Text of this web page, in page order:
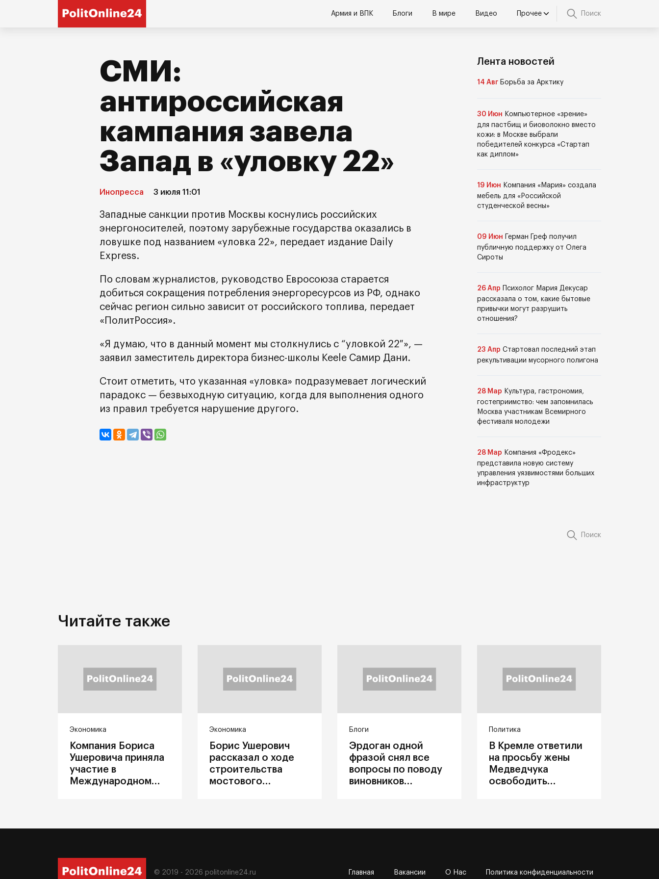
Армия и ВПК Блоги В мире Видео Прочее Поиск
СМИ:
антироссийская
кампания завела
Запад в «уловку 22»
Инопресса 3 июля 11:01
Западные санкции против Москвы коснулись российских
энергоносителей, поэтому зарубежные государства оказались в
ловушке под названием «уловка 22», передает издание Daily
Express.
По словам журналистов, руководство Евросоюза старается
добиться сокращения потребления энергоресурсов из РФ, однако
сейчас регион сильно зависит от российского топлива, передает
«ПолитРоссия».
«Я думаю, что в данный момент мы столкнулись с “уловкой 22″», —
заявил заместитель директора бизнес-школы Keele Самир Дани.
Стоит отметить, что указанная «уловка» подразумевает логический
парадокс — безвыходную ситуацию, когда для выполнения одного
из правил требуется нарушение другого.
Лента новостей
14 Авг Борьба за Арктику
30 Июн Компьютерное «зрение»
для пастбищ и биоволокно вместо
кожи: в Москве выбрали
победителей конкурса «Стартап
как диплом»
19 Июн Компания «Мария» создала
мебель для «Российской
студенческой весны»
09 Июн
Герман Греф получил
публичную поддержку от Олега
Сироты
26 Апр
Психолог Мария Декусар
рассказала о том, какие бытовые
привычки могут разрушить
отношения?
23 Апр Стартовал последний этап
рекультивации мусорного полигона
28 Мар Культура, гастрономия,
гостеприимство: чем запомнилась
Москва участникам Всемирного
фестиваля молодежи
28 Мар Компания «Фродекс»
представила новую систему
управления уязвимостями больших
инфраструктур
Поиск
Читайте также
Экономика
Компания Бориса
Ушеровича приняла
участие в
Международном
Экономика
Борис Ушерович
рассказал о ходе
строительства
мостового
Блоги
Эрдоган одной
фразой снял все
вопросы по поводу
виновников
Политика
В Кремле ответили
на просьбу жены
Медведчука
освободить
© 2019 - 2026 politonline24.ru Главная Вакансии О Нас Политика конфиденциальности